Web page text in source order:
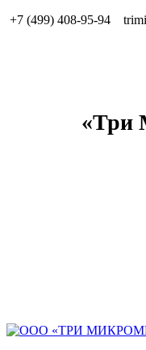
+7 (499) 408-95-94
«Три